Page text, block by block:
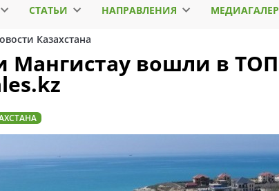
СТАТЬИ НАПРАВЛЕНИЯ
Казахстана
Мангистау вошли в